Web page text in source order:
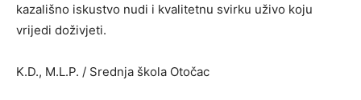
kazališno iskustvo nudi i kvalitetnu svirku uživo koju
vrijedi doživjeti.
K.D., M.L.P. / Srednja škola Otočac